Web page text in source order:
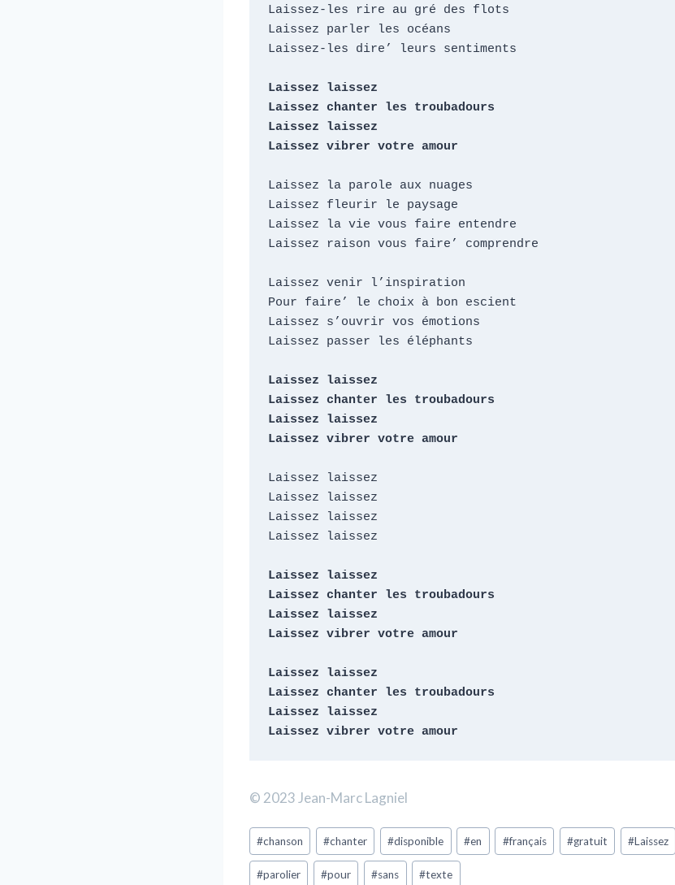
Laissez-les rire au gré des flots
Laissez parler les océans
Laissez-les dire’ leurs sentiments
Laissez laissez
Laissez chanter les troubadours
Laissez laissez
Laissez vibrer votre amour
Laissez la parole aux nuages
Laissez fleurir le paysage
Laissez la vie vous faire entendre
Laissez raison vous faire’ comprendre
Laissez venir l’inspiration
Pour faire’ le choix à bon escient
Laissez s’ouvrir vos émotions
Laissez passer les éléphants
Laissez laissez
Laissez chanter les troubadours
Laissez laissez
Laissez vibrer votre amour
Laissez laissez
Laissez laissez
Laissez laissez
Laissez laissez
Laissez laissez
Laissez chanter les troubadours
Laissez laissez
Laissez vibrer votre amour
Laissez laissez
Laissez chanter les troubadours
Laissez laissez
Laissez vibrer votre amour
© 2023 Jean-Marc Lagniel
#chanson #chanter #disponible #en #français #gratuit #Laissez
#parolier #pour #sans #texte